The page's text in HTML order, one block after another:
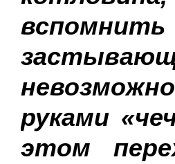
руками
этом